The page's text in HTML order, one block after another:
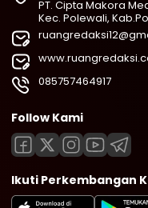
PT. Cipta Makora
Kec. Polewali,
085757464917
Follow Kami
Ikuti Perkembangan